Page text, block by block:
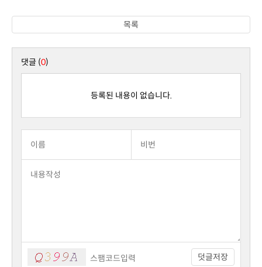
목록
댓글 (0)
등록된 내용이 없습니다.
덧글저장